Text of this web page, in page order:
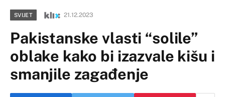
SVIJET 21.12.2023
Pakistanske vlasti “solile”
oblake kako bi izazvale kišu i
smanjile zagađenje